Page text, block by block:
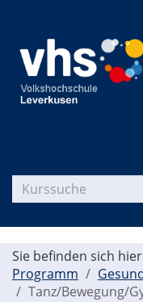
Sie befinden sich
Programm
Tanz/Bewegung/